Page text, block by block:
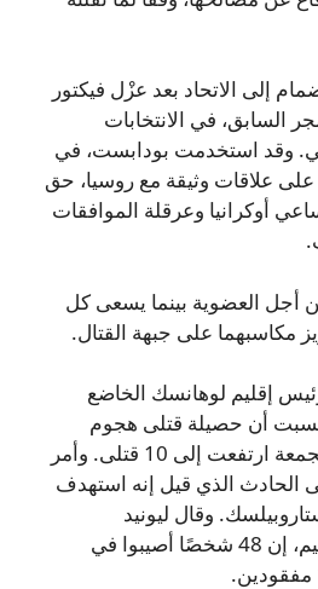
إلى الاتحاد بعد عزْل فيكتور
السابق، في الانتخابات
وقد استخدمت بودابست، في
علاقات وثيقة مع روسيا، حق
أوكرانيا وعرقلة الموافقات
أجل العضوية بينما يسعى كل
مكاسبهما على جبهة القتال.
إقليم لوهانسك الخاضع
أن حصيلة قتلى هجوم
بطائرات مسيّرة يوم الجمعة ارتفعت إلى 10 قتلى. وأمر
الحادث الذي قيل إنه استهدف
وقال ليونيد
باسيتشنيك، رئيس الإقليم، إن 48 شخصًا أصيبوا في